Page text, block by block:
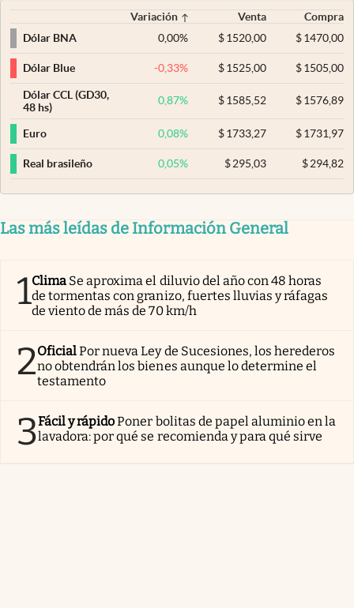
Variación Venta
Compra
Dólar BNA
0,00% $ 1520,00 $1470,00
Dólar Blue -0,33% $ 1525,00 $1505,00
Dólar CCL (GD30,
48 hs)
0,87% $ 1585,52 $1576,89
Euro 0,08% $ 1733,27 $1731,97
Real brasileño 0,05% $ 295,03 $294,82
Las más leídas de Información General
1Clima Se aproxima el diluvio del año con 48 horas
de tormentas con granizo, fuertes lluvias y ráfagas
de viento de más de 70 km/h
2OficialPor nueva Ley de Sucesiones, los herederos
no obtendrán los bienes aunque lo determine el
testamento
3Fácil y rápidoPoner bolitas de papel aluminio en la
lavadora: por qué se recomienda y para qué sirve